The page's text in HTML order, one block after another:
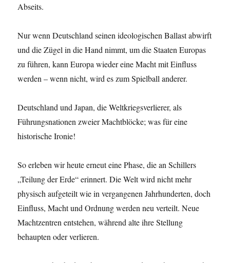
Abseits.
Nur wenn Deutschland seinen ideologischen Ballast abwirft
und die Zügel in die Hand nimmt, um die Staaten Europas
zu führen, kann Europa wieder eine Macht mit Einfluss
werden – wenn nicht, wird es zum Spielball anderer.
Deutschland und Japan, die Weltkriegsverlierer, als
Führungsnationen zweier Machtblöcke; was für eine
historische Ironie!
So erleben wir heute erneut eine Phase, die an Schillers
„Teilung der Erde“ erinnert. Die Welt wird nicht mehr
physisch aufgeteilt wie in vergangenen Jahrhunderten, doch
Einfluss, Macht und Ordnung werden neu verteilt. Neue
Machtzentren entstehen, während alte ihre Stellung
behaupten oder verlieren.